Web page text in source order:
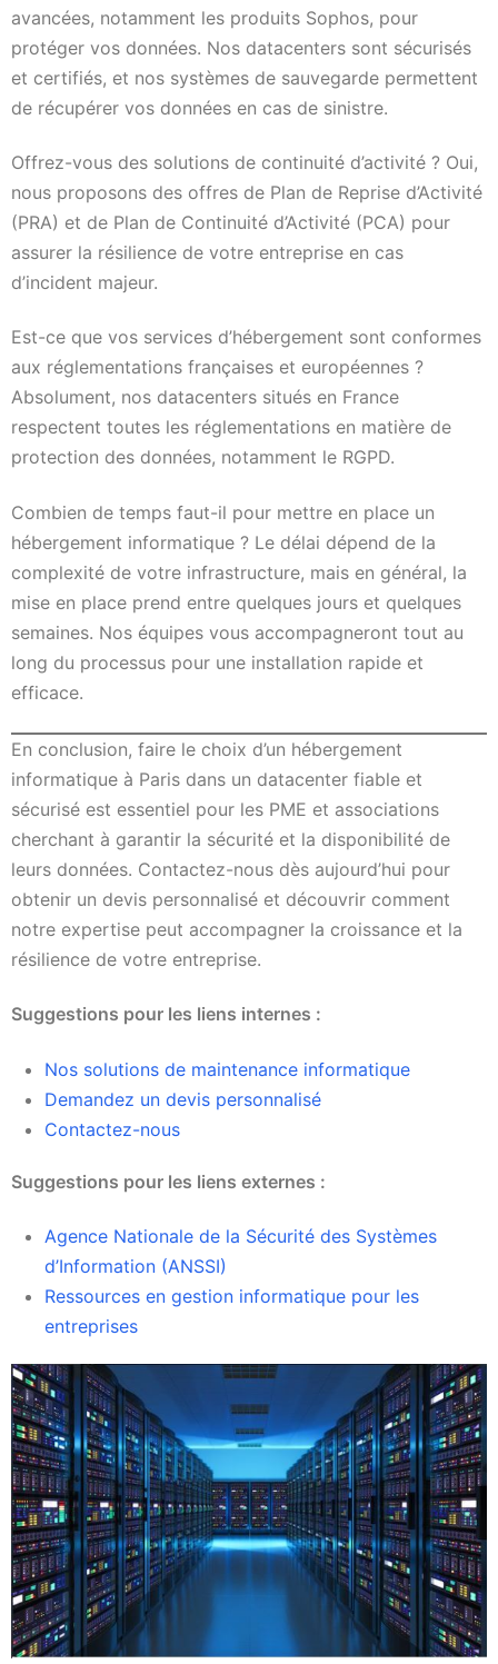
avancées, notamment les produits Sophos, pour
protéger vos données. Nos datacenters sont sécurisés
et certifiés, et nos systèmes de sauvegarde permettent
de récupérer vos données en cas de sinistre.
Offrez-vous des solutions de continuité d’activité ? Oui,
nous proposons des offres de Plan de Reprise d’Activité
(PRA) et de Plan de Continuité d’Activité (PCA) pour
assurer la résilience de votre entreprise en cas
d’incident majeur.
Est-ce que vos services d’hébergement sont conformes
aux réglementations françaises et européennes ?
Absolument, nos datacenters situés en France
respectent toutes les réglementations en matière de
protection des données, notamment le RGPD.
Combien de temps faut-il pour mettre en place un
hébergement informatique ? Le délai dépend de la
complexité de votre infrastructure, mais en général, la
mise en place prend entre quelques jours et quelques
semaines. Nos équipes vous accompagneront tout au
long du processus pour une installation rapide et
efficace.
En conclusion, faire le choix d’un hébergement
informatique à Paris dans un datacenter fiable et
sécurisé est essentiel pour les PME et associations
cherchant à garantir la sécurité et la disponibilité de
leurs données. Contactez-nous dès aujourd’hui pour
obtenir un devis personnalisé et découvrir comment
notre expertise peut accompagner la croissance et la
résilience de votre entreprise.
Suggestions pour les liens internes :
Nos solutions de maintenance informatique
Demandez un devis personnalisé
Contactez-nous
Suggestions pour les liens externes :
Agence Nationale de la Sécurité des Systèmes
d’Information (ANSSI)
Ressources en gestion informatique pour les
entreprises